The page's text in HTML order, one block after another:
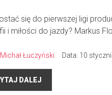
się do pierwszej ligi
i miłości do jazdy? Markus
Michał Łuczyński Data: 10
DALEJ